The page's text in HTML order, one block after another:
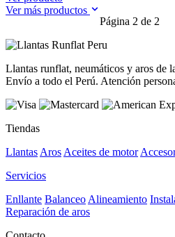
Ver más productos
Página 2 de 2
Llantas runflat, neumáticos y aros de
Envío a todo el Perú. Atención
Tiendas
Llantas Aros Aceites de motor
Servicios
Enllante Balanceo Alineamiento
Reparación de aros